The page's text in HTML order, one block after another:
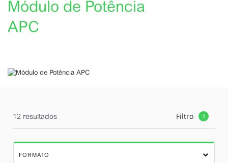
Módulo de Potência
APC
12 resultados Filtro 1
FORMATO